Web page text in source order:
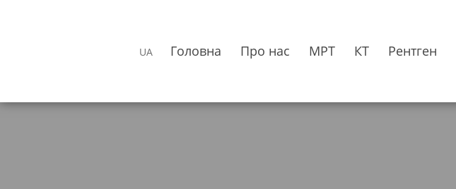
UA Головна Про нас МРТ КТ Рентген